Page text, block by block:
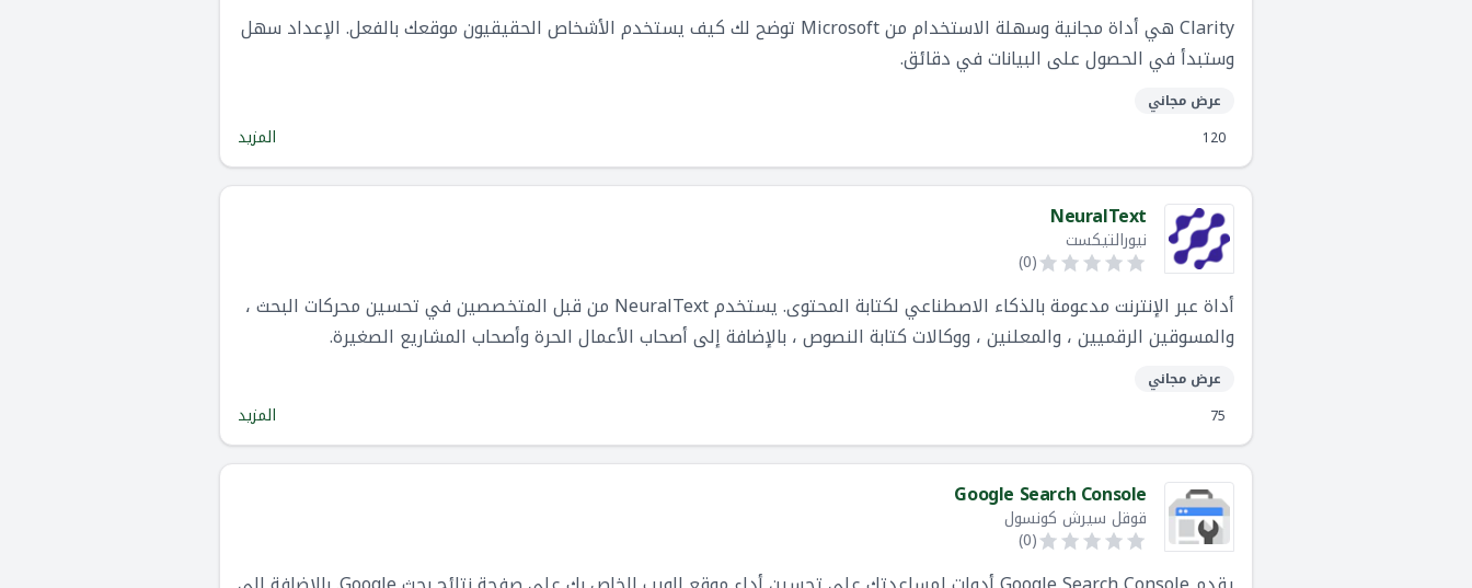
Clarity هي أداة مجانية وسهلة الاستخدام من Microsoft توضح لك كيف يستخدم الأشخاص الحقيقيون موقعك بالفعل. الإعداد سهل
وستبدأ في الحصول على البيانات في دقائق.
عرض مجاني
120
المزيد
NeuralText
نيورالتيكست
(
0
)
أداة عبر الإنترنت مدعومة بالذكاء الاصطناعي لكتابة المحتوى. يستخدم NeuralText من قبل المتخصصين في تحسين محركات البحث ،
والمسوقين الرقميين ، والمعلنين ، ووكالات كتابة النصوص ، بالإضافة إلى أصحاب الأعمال الحرة وأصحاب المشاريع الصغيرة.
عرض مجاني
75
المزيد
Google Search Console
قوقل سيرش كونسول
(
0
)